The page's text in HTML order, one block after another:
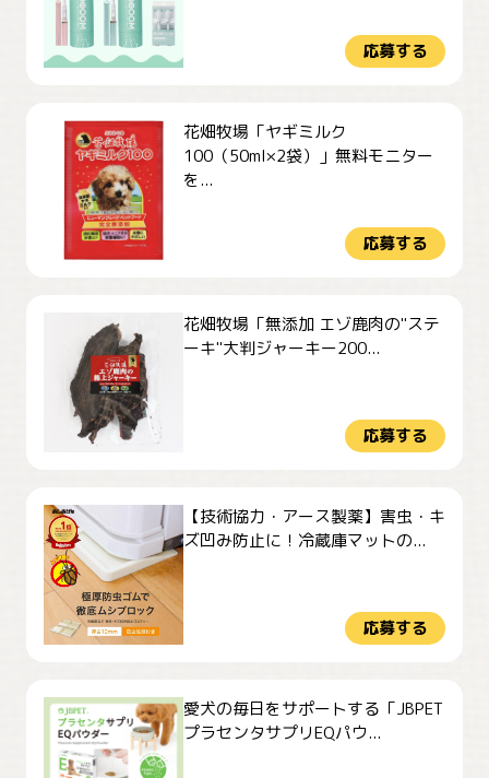
応募する
花畑牧場「ヤギミルク
100（50ml×2袋）」無料モニター
を...
応募する
花畑牧場「無添加 エゾ鹿肉の"ステ
ーキ"大判ジャーキー200...
応募する
【技術協力・アース製薬】害虫・キ
ズ凹み防止に！冷蔵庫マットの...
応募する
愛犬の毎日をサポートする「JBPET
プラセンタサプリEQパウ...